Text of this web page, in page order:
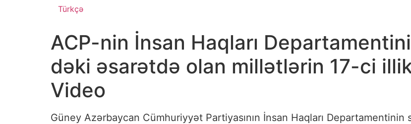
Türkçə
ACP-nin İnsan Haqları
dəki əsarətdə olan millətlərin 17-ci illik
Video
Güney Azərbaycan Cümhuriyyət Partiyasının İnsan Haqları